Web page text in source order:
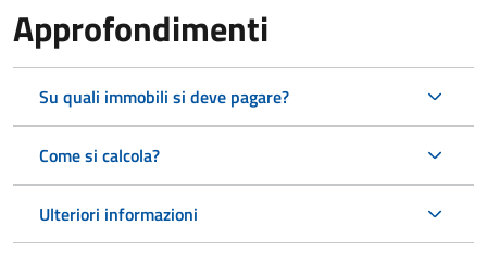
Approfondimenti
Su quali immobili si deve pagare?
Come si calcola?
Ulteriori informazioni